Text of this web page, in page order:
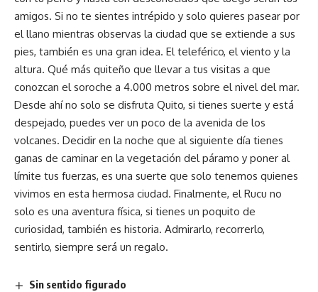
amigos. Si no te sientes intrépido y solo quieres pasear por
el llano mientras observas la ciudad que se extiende a sus
pies, también es una gran idea. El teleférico, el viento y la
altura. Qué más quiteño que llevar a tus visitas a que
conozcan el soroche a 4.000 metros sobre el nivel del mar.
Desde ahí no solo se disfruta Quito, si tienes suerte y está
despejado, puedes ver un poco de la avenida de los
volcanes. Decidir en la noche que al siguiente día tienes
ganas de caminar en la vegetación del páramo y poner al
límite tus fuerzas, es una suerte que solo tenemos quienes
vivimos en esta hermosa ciudad. Finalmente, el Rucu no
solo es una aventura física, si tienes un poquito de
curiosidad, también es historia. Admirarlo, recorrerlo,
sentirlo, siempre será un regalo.
Sin sentido figurado